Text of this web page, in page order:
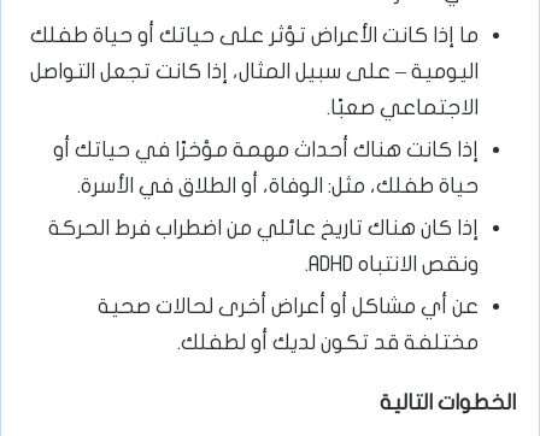
ما إذا كانت الأعراض تؤثر على حياتك أو حياة طفلك
اليومية – على سبيل المثال، إذا كانت تجعل التواصل
الاجتماعي صعبًا.
إذا كانت هناك أحداث مهمة مؤخرًا في حياتك أو
حياة طفلك، مثل: الوفاة، أو الطلاق في الأسرة.
إذا كان هناك تاريخ عائلي من اضطراب فرط الحركة
ونقص الانتباه ADHD.
عن أي مشاكل أو أعراض أخرى لحالات صحية
مختلفة قد تكون لديك أو لطفلك.
الخطوات التالية